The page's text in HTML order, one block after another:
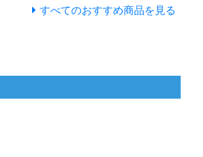
すべてのおすすめ商品を見る